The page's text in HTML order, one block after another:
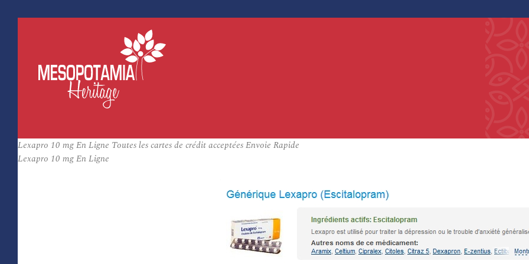
Lexapro 10 mg En Ligne Toutes les cartes de crédit acceptées Envoie Rapide
Lexapro 10 mg En Ligne